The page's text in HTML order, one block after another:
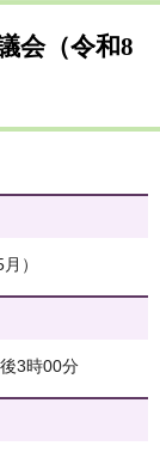
会（令和8
）
3時00分